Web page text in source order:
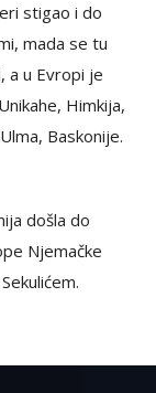
stigao i do
mada se tu
a u Evropi je
Himkija,
Baskonije.
došla do
Njemačke